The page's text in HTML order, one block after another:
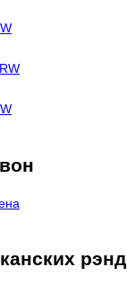
рэнд